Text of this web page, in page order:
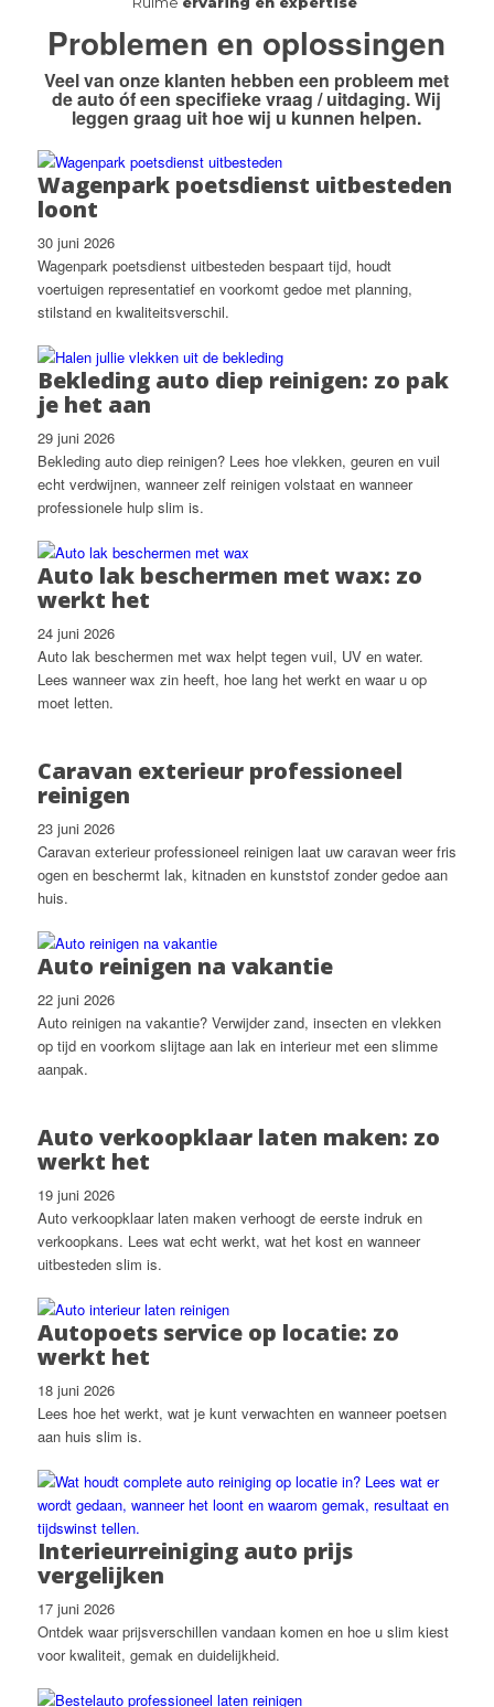
Problemen en oplossingen
Veel van onze klanten hebbeneen probleem met
de auto ófeen specifieke vraag / uitdaging. Wij
leggen graag uit hoe wij u kunnen helpen.
Wagenpark poetsdienst uitbesteden
loont
30 juni 2026
Wagenpark poetsdienst uitbesteden bespaart tijd, houdt
voertuigen representatief en voorkomt gedoe met planning,
stilstand en kwaliteitsverschil.
Bekleding auto diep reinigen: zo pak
je het aan
29 juni 2026
Bekleding auto diep reinigen? Lees hoe vlekken, geuren en vuil
echt verdwijnen, wanneer zelf reinigen volstaat en wanneer
professionele hulp slim is.
Auto lak beschermen met wax: zo
werkt het
24 juni 2026
Auto lak beschermen met wax helpt tegen vuil, UV en water.
Lees wanneer wax zin heeft, hoe lang het werkt en waar u op
moet letten.
Caravan exterieur professioneel
reinigen
23 juni 2026
Caravan exterieur professioneel reinigen laat uw caravan weer fris
ogen en beschermt lak, kitnaden en kunststof zonder gedoe aan
huis.
Auto reinigen na vakantie
22 juni 2026
Auto reinigen na vakantie? Verwijder zand, insecten en vlekken
op tijd en voorkom slijtage aan lak en interieur met een slimme
aanpak.
Auto verkoopklaar laten maken: zo
werkt het
19 juni 2026
Auto verkoopklaar laten maken verhoogt de eerste indruk en
verkoopkans. Lees wat echt werkt, wat het kost en wanneer
uitbesteden slim is.
Autopoets service op locatie: zo
werkt het
18 juni 2026
Lees hoe het werkt, wat je kunt verwachten en wanneer poetsen
aan huis slim is.
Interieurreiniging auto prijs
vergelijken
17 juni 2026
Ontdek waar prijsverschillen vandaan komen en hoe u slim kiest
voor kwaliteit, gemak en duidelijkheid.